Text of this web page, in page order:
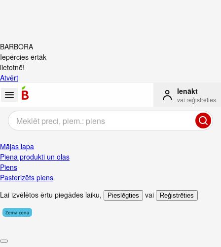
BARBORA
Iepērcies ērtāk
lietotnē!
Atvērt
Ienākt
vai reģistrēties
Mājas lapa
Piena produkti un olas
Piens
Pasterizēts piens
Lai izvēlētos ērtu piegādes laiku, Pieslēgties vai Reģistrēties